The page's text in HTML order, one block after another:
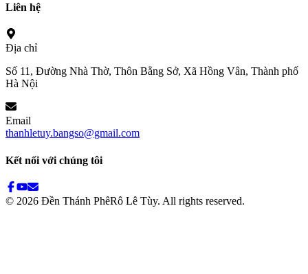
Liên hệ
Địa chỉ
Số 11, Đường Nhà Thờ, Thôn Bằng Sở, Xã Hồng Vân, Thành phố
Hà Nội
Email
thanhletuy.bangso@gmail.com
Kết nối với chúng tôi
© 2026 Đền Thánh PhêRô Lê Tùy. All rights reserved.